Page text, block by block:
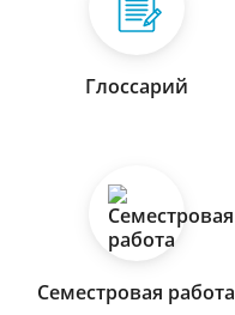
Глоссарий
Семестровая работа